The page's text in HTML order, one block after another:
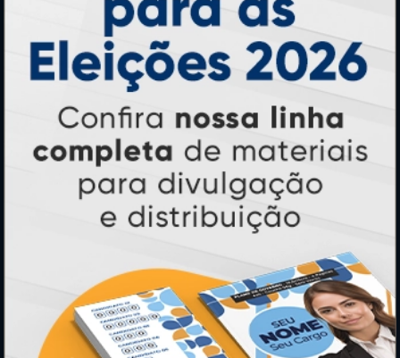
Adesivos
Pastas
Ímãs
Folder, Flyer e Panfleto
Banners e Lonas
PAGUE COM